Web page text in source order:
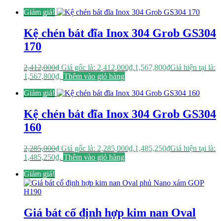
Giảm giá!
Kệ chén bát đĩa Inox 304 Grob GS304
170
2,412,000₫ Giá gốc là: 2,412,000₫.1,567,800₫Giá hiện tại là:
1,567,800₫. Thêm vào giỏ hàng
Giảm giá!
Kệ chén bát đĩa Inox 304 Grob GS304
160
2,285,000₫ Giá gốc là: 2,285,000₫.1,485,250₫Giá hiện tại là:
1,485,250₫. Thêm vào giỏ hàng
Giảm giá!
Giá bát cố định hợp kim nan Oval